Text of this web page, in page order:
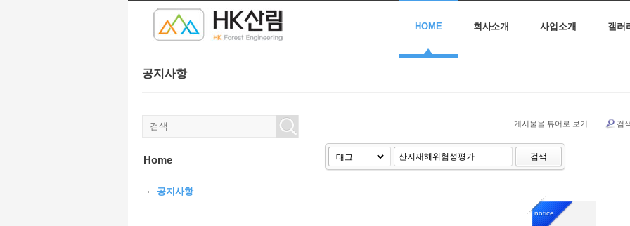
HOME 회사소개 사업소개 갤러
공지사항
게시물을 뷰어로 보기 검
검색
notice
Home
공지사항
Sketchbook5, 스케치북5
Sketchbook5, 스케치북5
Sketchbook5, 스케치북5
Sketchbook5, 스케치북5